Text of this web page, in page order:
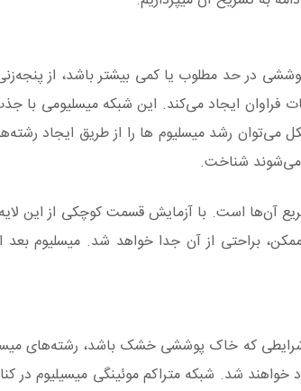
در حد مطلوب یا کمی بیشتر باشد، از
فراوان ایجاد می‌کند. این شبکه میسلیومی با
رشد میسلیوم ها را از طریق ایجاد
می‌شوند شناخت.
آن‌ها است. با آزمایش قسمت کوچکی از این
براحتی از آن جدا خواهد شد. میسلیوم
که خاک‌ پوششی خشک باشد، رشته‌های
خواهند شد. شبکه‌ متراکم موئینگی میسیلیوم